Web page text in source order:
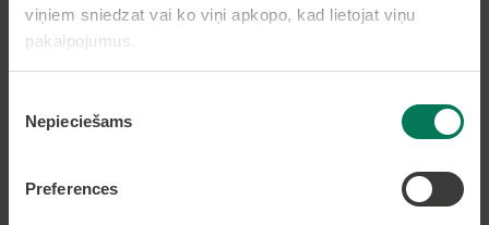
viņiem sniedzat vai ko viņi apkopo, kad lietojat viņu
pakalpojumus.
izvēle
Nepieciešams
Preferences
Pierakstīties uz avīzi
Pakalpojumi